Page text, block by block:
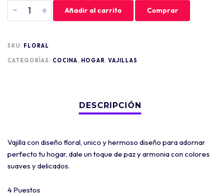
- + Añadir al carrito Comprar
SKU: FLORAL
CATEGORÍAS: COCINA, HOGAR, VAJILLAS
Vajilla con diseño floral, unico y hermoso diseño para adornar
perfecto tu hogar, dale un toque de paz y armonia con colores
suaves y delicados.
4 Puestos